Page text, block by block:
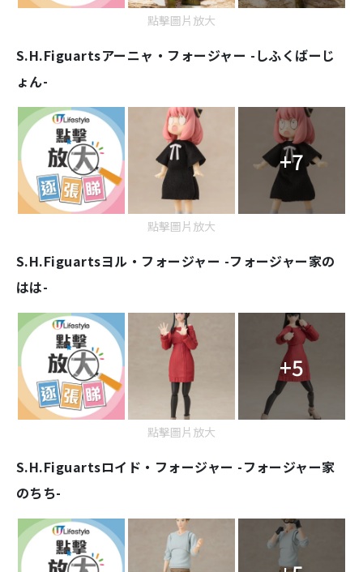
點擊圖片放大
S.H.Figuartsアーニャ・フォージャー -しふくばーじ
ょん-
+7
點擊圖片放大
S.H.Figuartsヨル・フォージャー -フォージャー家の
はは-
+5
點擊圖片放大
S.H.Figuartsロイド・フォージャー -フォージャー家
のちち-